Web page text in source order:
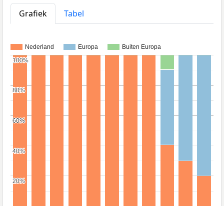
Grafiek
Tabel
Nederland Europa Buiten Europa
20%
20%
40%
40%
60%
60%
80%
80%
100%
100%